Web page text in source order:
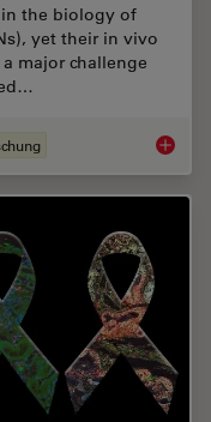
in the biology of
yet their in vivo
major challenge
Spatial